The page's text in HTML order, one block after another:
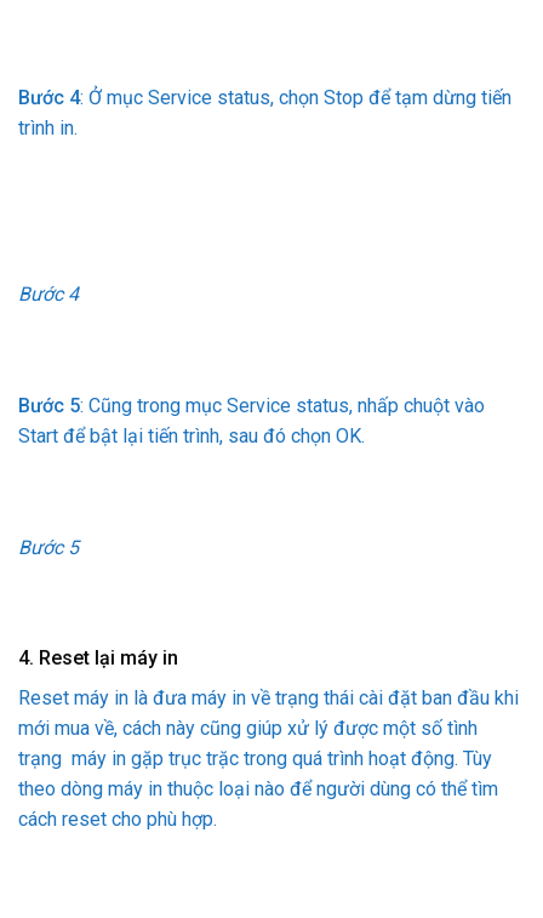
Bước 4: Ở mục Service status, chọn Stop để tạm dừng tiến
trình in.
Bước 4
Bước 5: Cũng trong mục Service status, nhấp chuột vào
Start để bật lại tiến trình, sau đó chọn OK.
Bước 5
4. Reset lại máy in
Reset máy in là đưa máy in về trạng thái cài đặt ban đầu khi
mới mua về, cách này cũng giúp xử lý được một số tình
trạng máy in gặp trục trặc trong quá trình hoạt động. Tùy
theo dòng máy in thuộc loại nào để người dùng có thể tìm
cách reset cho phù hợp.